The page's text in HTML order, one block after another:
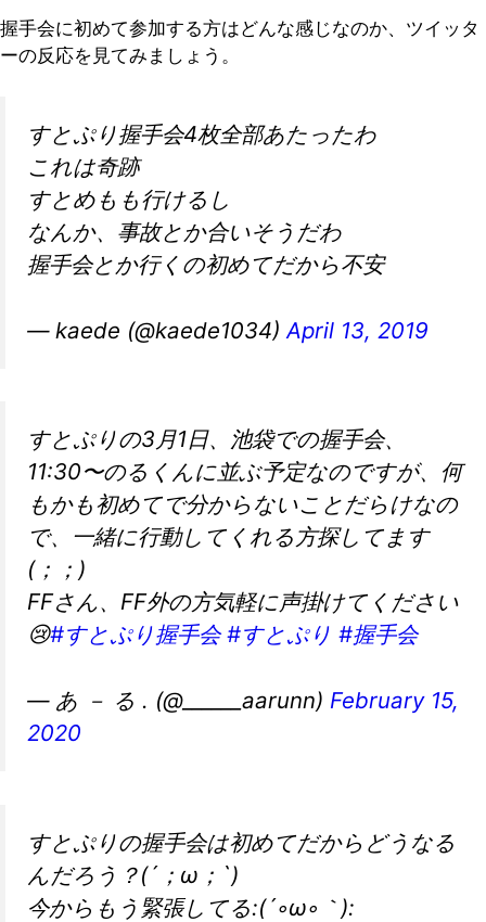
握手会に初めて参加する方はどんな感じなのか、ツイッタ
ーの反応を見てみましょう。
すとぷり握手会4枚全部あたったわ
これは奇跡
すとめもも行けるし
なんか、事故とか合いそうだわ
握手会とか行くの初めてだから不安
— kaede (@kaede1034) April 13, 2019
すとぷりの3月1日、池袋での握手会、
11:30〜のるくんに並ぶ予定なのですが、何
もかも初めてで分からないことだらけなの
で、一緒に行動してくれる方探してます
(；；)
FFさん、FF外の方気軽に声掛けてください
😢#すとぷり握手会 #すとぷり #握手会
— あ － る . (@______aarunn) February 15,
2020
すとぷりの握手会は初めてだからどうなる
んだろう？(´；ω；`)
今からもう緊張してる:(´◦ω◦｀):